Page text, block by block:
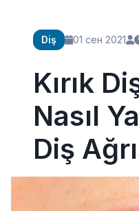
Diş 01 сен 2021
Kırık
Nasıl
Diş